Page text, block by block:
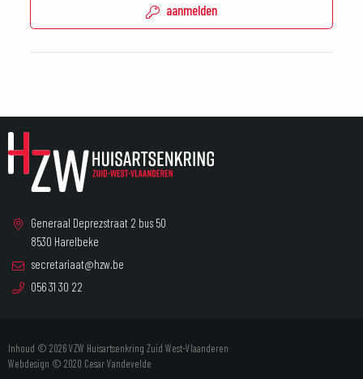
aanmelden
Generaal Deprezstraat 2 bus 50
8530 Harelbeke
secretariaat@hzw.be
056 31 30 22
Inhoud © 2026 VZW Huisartsenkring Zuid West-Vlaanderen
Webdesign © 2020 Cesar Vandevelde